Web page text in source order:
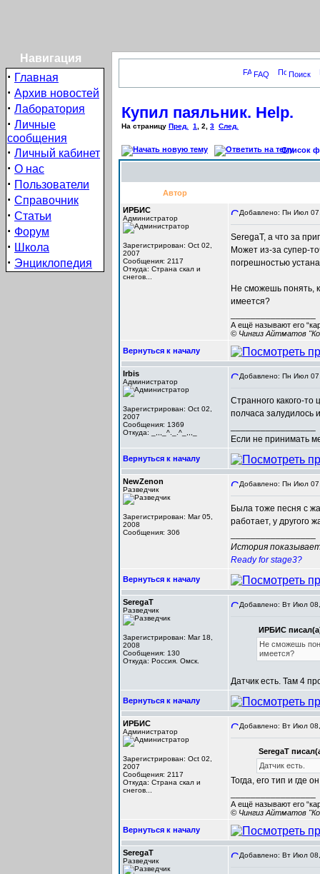
Навигация
· Главная
· Архив новостей
· Лаборатория
· Личные
сообщения
· Личный кабинет
· О нас
· Пользователи
· Справочник
· Статьи
· Форум
· Школа
· Энциклопедия
FAQ Поиск
Купил паяльник. Help.
На страницу Пред. 1 2 3 След.
Список
Автор
ИРБИС
Администратор
Зарегистрирован: Oct 02,
2007
Сообщения: 2117
Откуда: Cтрана скал и
снегов...
Добавлено: Пн Июл
SeregaT, а что за
Может из-за супер-
погрешностью
Не сможешь понять,
имеется?
А ещё называют его
© Чингиз Айтматов
Вернуться к началу
Irbis
Администратор
Зарегистрирован: Oct 02,
2007
Сообщения: 1369
Откуда: _,,,_^._.^_,,,_
Добавлено: Пн Июл
Странного какого-
полчаса залудилось
Если не принимать
Вернуться к началу
NewZenon
Разведчик
Зарегистрирован: Mar 05,
2008
Сообщения: 306
Добавлено: Пн Июл
Была тоже песня с
работает, у другого
История
Ready for stage3?
Вернуться к началу
SeregaT
Разведчик
Зарегистрирован: Mar 18,
2008
Сообщения: 130
Откуда: Россия. Омск.
Добавлено: Вт Июл
ИРБИС
Не сможешь
имеется?
Датчик есть. Там 4
Вернуться к началу
ИРБИС
Администратор
Зарегистрирован: Oct 02,
2007
Сообщения: 2117
Откуда: Cтрана скал и
снегов...
Добавлено: Вт Июл
SeregaT
Датчик есть.
Тогда, его тип и где
А ещё называют его
© Чингиз Айтматов
Вернуться к началу
SeregaT
Разведчик
Добавлено: Вт Июл